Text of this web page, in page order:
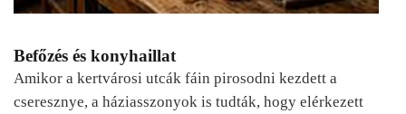
Befőzés és konyhaillat
Amikor a kertvárosi utcák fáin pirosodni kezdett a
cseresznye, a háziasszonyok is tudták, hogy elérkezett